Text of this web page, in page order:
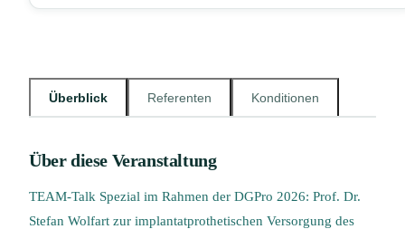
Überblick Referenten Konditionen
Über diese Veranstaltung
TEAM-Talk Spezial im Rahmen der DGPro 2026: Prof. Dr.
Stefan Wolfart zur implantatprothetischen Versorgung des